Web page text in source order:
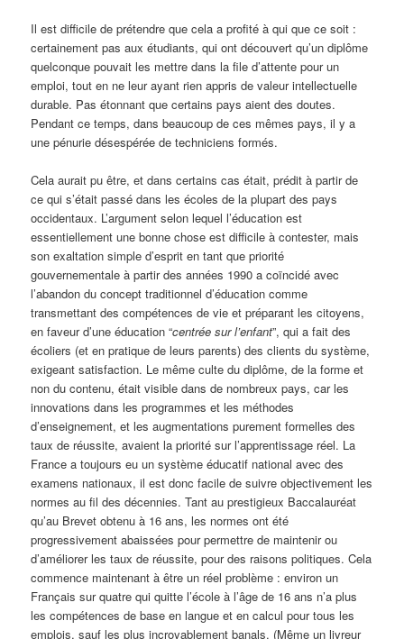
Il est difficile de prétendre que cela a profité à qui que ce soit :
certainement pas aux étudiants, qui ont découvert qu’un diplôme
quelconque pouvait les mettre dans la file d’attente pour un
emploi, tout en ne leur ayant rien appris de valeur intellectuelle
durable. Pas étonnant que certains pays aient des doutes.
Pendant ce temps, dans beaucoup de ces mêmes pays, il y a
une pénurie désespérée de techniciens formés.
Cela aurait pu être, et dans certains cas était, prédit à partir de
ce qui s’était passé dans les écoles de la plupart des pays
occidentaux. L’argument selon lequel l’éducation est
essentiellement une bonne chose est difficile à contester, mais
son exaltation simple d’esprit en tant que priorité
gouvernementale à partir des années 1990 a coïncidé avec
l’abandon du concept traditionnel d’éducation comme
transmettant des compétences de vie et préparant les citoyens,
en faveur d’une éducation “centrée sur l’enfant”, qui a fait des
écoliers (et en pratique de leurs parents) des clients du système,
exigeant satisfaction. Le même culte du diplôme, de la forme et
non du contenu, était visible dans de nombreux pays, car les
innovations dans les programmes et les méthodes
d’enseignement, et les augmentations purement formelles des
taux de réussite, avaient la priorité sur l’apprentissage réel. La
France a toujours eu un système éducatif national avec des
examens nationaux, il est donc facile de suivre objectivement les
normes au fil des décennies. Tant au prestigieux Baccalauréat
qu’au Brevet obtenu à 16 ans, les normes ont été
progressivement abaissées pour permettre de maintenir ou
d’améliorer les taux de réussite, pour des raisons politiques. Cela
commence maintenant à être un réel problème : environ un
Français sur quatre qui quitte l’école à l’âge de 16 ans n’a plus
les compétences de base en langue et en calcul pour tous les
emplois, sauf les plus incroyablement banals. (Même un livreur